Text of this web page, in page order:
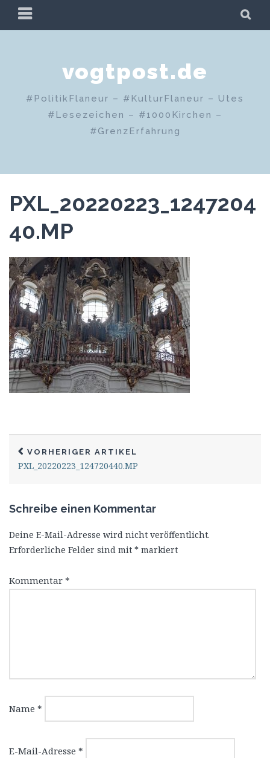
Zum
PRIMÄRES
MENÜ
vogtpost.de
#PolitikFlaneur – #KulturFlaneur – Utes
#Lesezeichen – #1000Kirchen –
#GrenzErfahrung
PXL_20220223_1247204
40.MP
VORHERIGER ARTIKEL
PXL_20220223_124720440.MP
Schreibe einen Kommentar
Deine E-Mail-Adresse wird nicht veröffentlicht.
Erforderliche Felder sind mit * markiert
Kommentar *
Name *
E-Mail-Adresse *